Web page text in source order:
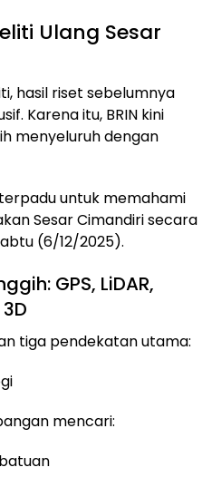
Ulang Sesar
hasil riset sebelumnya
Karena itu, BRIN kini
menyeluruh dengan
untuk memahami
Sesar Cimandiri secara
(6/12/2025).
GPS, LiDAR,
tiga pendekatan utama:
mencari: